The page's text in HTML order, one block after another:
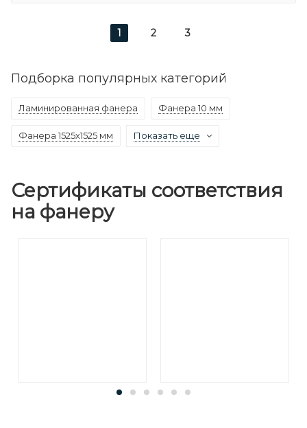
1 2 3
Подборка популярных категорий
Ламинированная фанера Фанера 10 мм
Фанера 1525х1525 мм Показать еще
Сертификаты соответствия
на фанеру